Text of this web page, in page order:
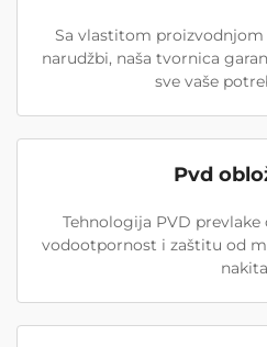
Sa vlastitom
narudžbi, naša tvornica
sve vaše
Pvd
Tehnologija PVD
vodootpornost i zaštitu od